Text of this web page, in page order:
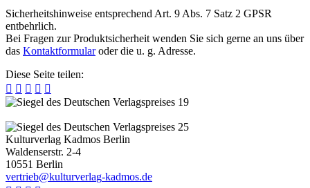
Sicherheitshinweise entsprechend Art. 9 Abs. 7 Satz 2 GPSR
entbehrlich.
Bei Fragen zur Produktsicherheit wenden Sie sich gerne an uns über
das Kontaktformularoder die u. g. Adresse.
Diese Seite teilen:
    
Kulturverlag Kadmos Berlin
Waldenserstr. 2-4
10551 Berlin
vertrieb@kulturverlag-kadmos.de